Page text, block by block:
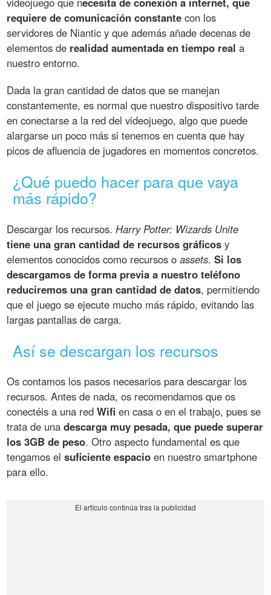
requiere de comunicación constante con los
servidores de Niantic y que además añade decenas de
elementos de realidad aumentada en tiempo real a
nuestro entorno.
Dada la gran cantidad de datos que se manejan
constantemente, es normal que nuestro dispositivo tarde
en conectarse a la red del videojuego, algo que puede
alargarse un poco más si tenemos en cuenta que hay
picos de afluencia de jugadores en momentos concretos.
¿Qué puedo hacer para que vaya
más rápido?
Descargar los recursos.Harry Potter: Wizards Unite
tiene una gran cantidad de recursos gráficos y
elementos conocidos como recursos oassets.Si los
descargamos de forma previa a nuestro teléfono
reduciremos una gran cantidad de datos, permitiendo
que el juego se ejecute mucho más rápido, evitando las
largas pantallas de carga.
Así se descargan los recursos
Os contamos los pasos necesarios para descargar los
recursos. Antes de nada, os recomendamos que os
conectéis a una redWifi en casa o en el trabajo, pues se
trata de unadescarga muy pesada, que puede superar
los 3GB de peso. Otro aspecto fundamental es que
tengamos elsuficiente espacio en nuestro smartphone
para ello.